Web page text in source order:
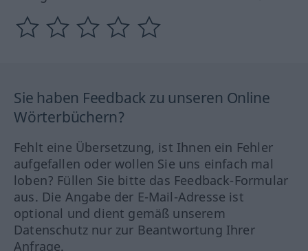
Sie haben Feedback zu unseren Online
Wörterbüchern?
Fehlt eine Übersetzung, ist Ihnen ein Fehler
aufgefallen oder wollen Sie uns einfach mal
loben? Füllen Sie bitte das Feedback-Formular
aus. Die Angabe der E-Mail-Adresse ist
optional und dient gemäß unserem
Datenschutz nur zur Beantwortung Ihrer
Anfrage.